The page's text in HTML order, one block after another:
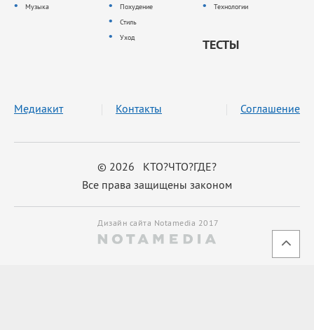
Музыка
Похудение
Стиль
Уход
Технологии
ТЕСТЫ
© 2026 КТО?ЧТО?ГДЕ?
Все права защищены законом
Медиакит Контакты Соглашение
Дизайн сайта Notamedia 2017